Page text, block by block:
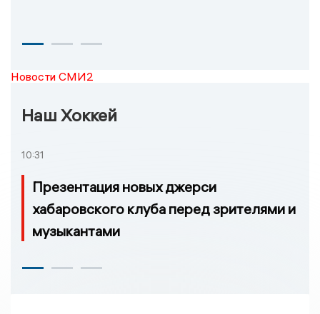
Новости СМИ2
Наш Хоккей
10:31
Презентация новых джерси
хабаровского клуба перед зрителями и
музыкантами